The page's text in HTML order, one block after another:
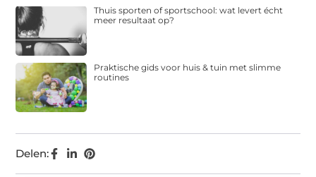
Delen:
Thuis sporten of sportschool: wat levert écht
meer resultaat op?
Praktische gids voor huis & tuin met slimme
routines